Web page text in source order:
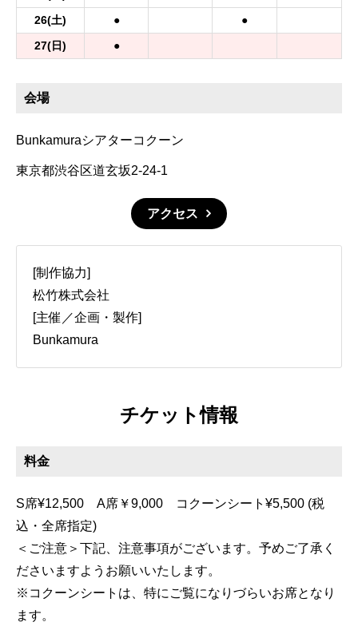
26(土) ●
●
27(日) ●
会場
Bunkamuraシアターコクーン
東京都渋谷区道玄坂2-24-1
アクセス
[制作協力]
松竹株式会社
[主催／企画・製作]
Bunkamura
チケット情報
料金
S席¥12,500 A席￥9,000 コクーンシート¥5,500 (税
込・全席指定)
＜ご注意＞下記、注意事項がございます。予めご了承く
ださいますようお願いいたします。
※コクーンシートは、特にご覧になりづらいお席となり
ます。